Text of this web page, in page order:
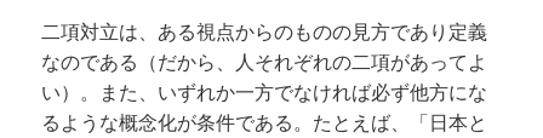
二項対立は、ある視点からのものの見方であり定義
なのである（だから、人それぞれの二項があってよ
い）。また、いずれか一方でなければ必ず他方にな
るような概念化が条件である。たとえば、「日本と